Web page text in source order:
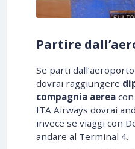
Partire
Se parti
dovrai raggiungere
compagnia aerea
ITA Airways dovrai
invece se viaggi con
andare al Terminal 4.